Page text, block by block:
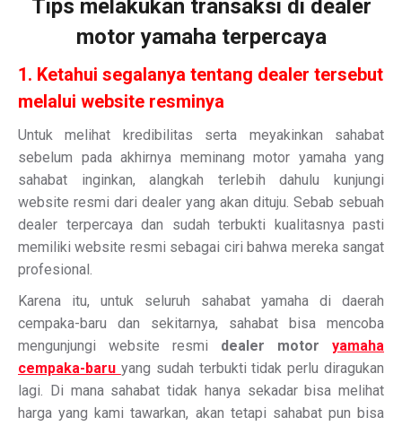
Tips melakukan transaksi di dealer
motor yamaha terpercaya
1. Ketahui segalanya tentang dealer tersebut
melalui website resminya
Untuk melihat kredibilitas serta meyakinkan sahabat
sebelum pada akhirnya meminang motor yamaha yang
sahabat inginkan, alangkah terlebih dahulu kunjungi
website resmi dari dealer yang akan dituju. Sebab sebuah
dealer terpercaya dan sudah terbukti kualitasnya pasti
memiliki website resmi sebagai ciri bahwa mereka sangat
profesional.
Karena itu, untuk seluruh sahabat yamaha di daerah
cempaka-baru dan sekitarnya, sahabat bisa mencoba
mengunjungi website resmi dealer motor yamaha
cempaka-baru yang sudah terbukti tidak perlu diragukan
lagi. Di mana sahabat tidak hanya sekadar bisa melihat
harga yang kami tawarkan, akan tetapi sahabat pun bisa